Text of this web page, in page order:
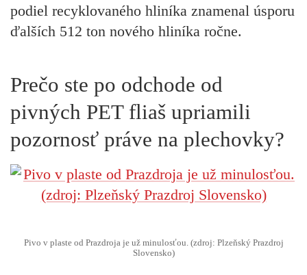
podiel recyklovaného hliníka znamenal úsporu
ďalších 512 ton nového hliníka ročne.
Prečo ste po odchode od
pivných PET fliaš upriamili
pozornosť práve na plechovky?
Pivo v plaste od Prazdroja je už minulosťou. (zdroj: Plzeňský Prazdroj
Slovensko)